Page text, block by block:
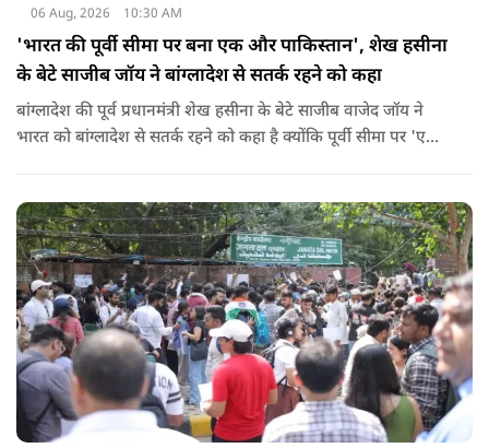
06 Aug, 2026 10:30 AM
'भारत की पूर्वी सीमा पर बना एक और पाकिस्तान', शेख हसीना
के बेटे साजीब जॉय ने बांग्लादेश से सतर्क रहने को कहा
बांग्लादेश की पूर्व प्रधानमंत्री शेख हसीना के बेटे साजीब वाजेद जॉय ने
भारत को बांग्लादेश से सतर्क रहने को कहा है क्योंकि पूर्वी सीमा पर 'एक
होना चाहिए.